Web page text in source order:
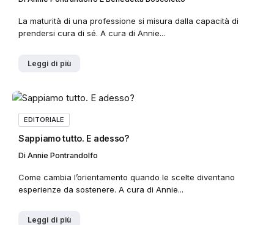
La maturità di una professione si misura dalla capacità di
prendersi cura di sé. A cura di Annie...
Leggi di più
EDITORIALE
Sappiamo tutto. E adesso?
Di Annie Pontrandolfo
Come cambia l’orientamento quando le scelte diventano
esperienze da sostenere. A cura di Annie...
Leggi di più